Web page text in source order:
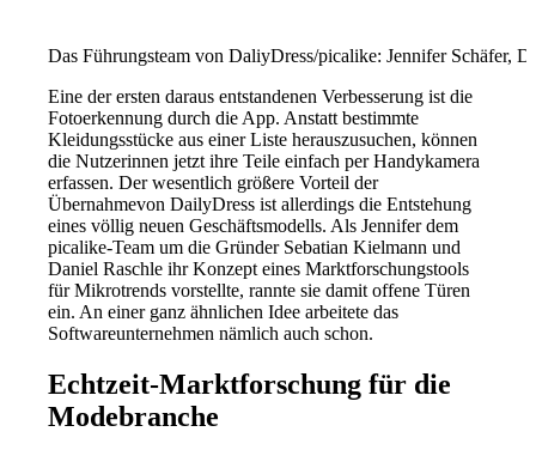
Das Führungsteam von DaliyDress/picalike: Jennifer Schäfer,
Eine der ersten daraus entstandenen Verbesserung ist die
Fotoerkennung durch die App. Anstatt bestimmte
Kleidungsstücke aus einer Liste herauszusuchen, können
die Nutzerinnen jetzt ihre Teile einfach per Handykamera
erfassen. Der wesentlich größere Vorteil der
Übernahmevon DailyDress ist allerdings die Entstehung
eines völlig neuen Geschäftsmodells. Als Jennifer dem
picalike-Team um die Gründer Sebatian Kielmann und
Daniel Raschle ihr Konzept eines Marktforschungstools
für Mikrotrends vorstellte, rannte sie damit offene Türen
ein. An einer ganz ähnlichen Idee arbeitete das
Softwareunternehmen nämlich auch schon.
Echtzeit-Marktforschung für die
Modebranche